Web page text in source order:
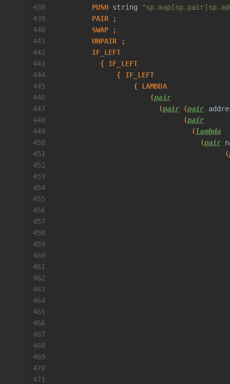
438 PUSH string
439
PAIR ;
440
SWAP ;
441
UNPAIR ;
442
IF_LEFT
443
{ IF_LEFT
444
{ IF_LEFT
445
{ LAMBDA
446
(pair
447
(pair (pair
448
(pair
449
(lambda
450
(pair
451
(
452
453
454
455
456
457
458
459
460
461
462
463
464
465
466
467
468
469
470
471